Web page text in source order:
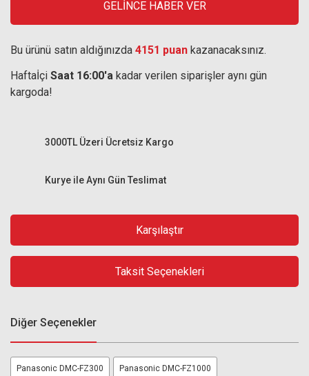
GELİNCE HABER VER
Bu ürünü satın aldığınızda 4151 puan kazanacaksınız.
Haftaİçi Saat 16:00'a kadar verilen siparişler aynı gün
kargoda!
Kurye ile Aynı Gün Teslimat
3000TL Üzeri Ücretsiz Kargo
Karşılaştır
Taksit Seçenekleri
Diğer Seçenekler
Panasonic DMC-FZ300 Panasonic DMC-FZ1000